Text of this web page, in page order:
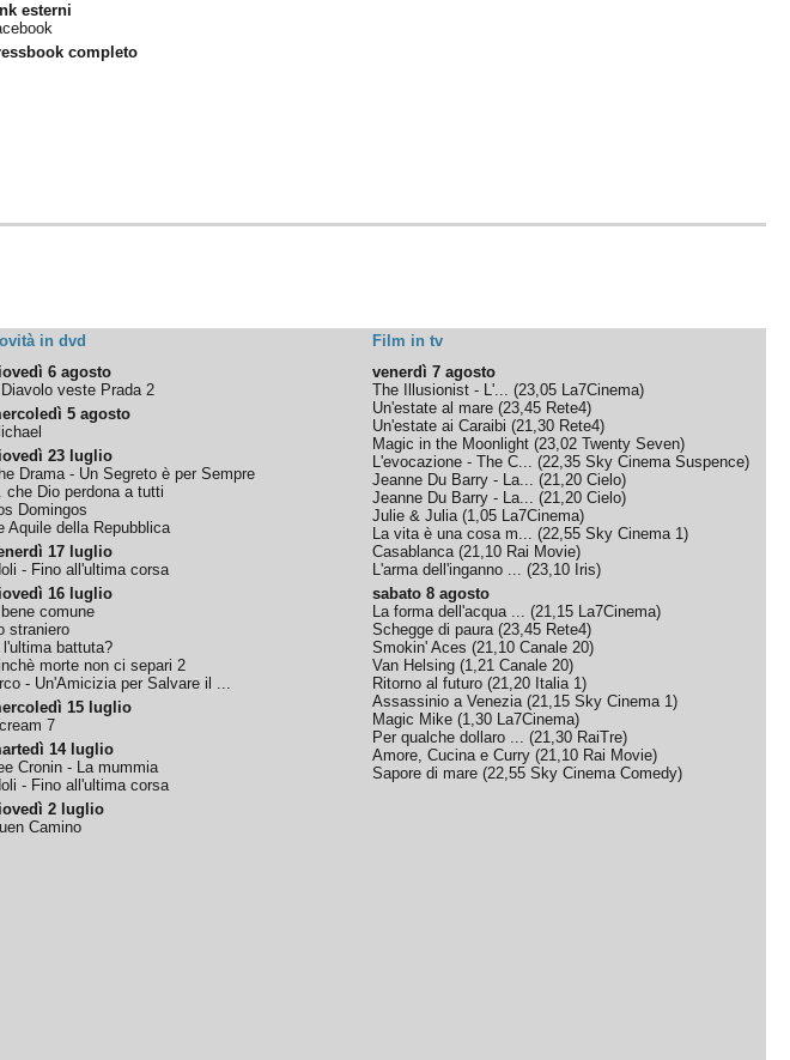
esterni
completo
in dvd
Film in tv
6 agosto
Diavolo veste Prada 2
5 agosto
23 luglio
Drama - Un Segreto è per Sempre
che Dio perdona a tutti
Domingos
Aquile della Repubblica
17 luglio
- Fino all'ultima corsa
16 luglio
bene comune
straniero
l'ultima battuta?
morte non ci separi 2
- Un'Amicizia per Salvare il ...
15 luglio
7
14 luglio
Cronin - La mummia
- Fino all'ultima corsa
2 luglio
Camino
venerdì 7 agosto
The Illusionist - L'... (23,05 La7Cinema)
Un'estate al mare (23,45 Rete4)
Un'estate ai Caraibi (21,30 Rete4)
Magic in the Moonlight (23,02 Twenty Seven)
L'evocazione - The C... (22,35 Sky Cinema Suspence)
Jeanne Du Barry - La... (21,20 Cielo)
Jeanne Du Barry - La... (21,20 Cielo)
Julie & Julia(1,05 La7Cinema)
La vita è una cosa m... (22,55 Sky Cinema 1)
Casablanca(21,10 Rai Movie)
L'arma dell'inganno ... (23,10 Iris)
sabato 8 agosto
La forma dell'acqua ... (21,15 La7Cinema)
Schegge di paura(23,45 Rete4)
Smokin' Aces (21,10 Canale 20)
Van Helsing (1,21 Canale 20)
Ritorno al futuro (21,20 Italia 1)
Assassinio a Venezia(21,15 Sky Cinema 1)
Magic Mike (1,30 La7Cinema)
Per qualche dollaro ... (21,30 RaiTre)
Amore, Cucina e Curry (21,10 Rai Movie)
Sapore di mare (22,55 Sky Cinema Comedy)